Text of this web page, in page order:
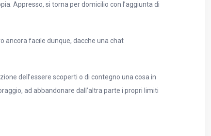
Appresso, si torna per domicilio con l’aggiunta di
ancora facile dunque, dacche una chat
dell’essere scoperti o di contegno una cosa in
ad abbandonare dall’altra parte i propri limiti